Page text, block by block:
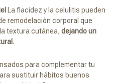
La flacidez y la celulitis pueden
remodelación corporal que
textura cutánea, dejando un
.
para complementar tu
sustituir hábitos buenos